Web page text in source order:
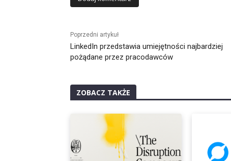
Poprzedni artykuł
LinkedIn przedstawia umiejętności najbardziej
pożądane przez pracodawców
ZOBACZ TAKŻE